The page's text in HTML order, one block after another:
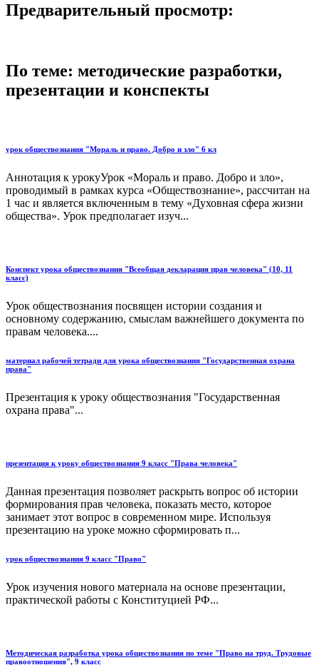
Предварительный просмотр:
По теме: методические разработки,
презентации и конспекты
урок обществознания "Мораль и право. Добро и зло" 6 кл
Аннотация к урокуУрок «Мораль и право. Добро и зло»,
проводимый в рамках курса «Обществознание», рассчитан на
1 час и является включенным в тему «Духовная сфера жизни
общества». Урок предполагает изуч...
Конспект урока обществознания "Всеобщая декларация прав человека" (10, 11
класс)
Урок обществознания посвящен истории создания и
основному содержанию, смыслам важнейшего документа по
правам человека....
материал рабочей тетради для урока обществознания "Государственная охрана
права"
Презентация к уроку обществознания "Государственная
охрана права"...
презентация к уроку обществознания 9 класс "Права человека"
Данная презентация позволяет раскрыть вопрос об истории
формирования прав человека, показать место, которое
занимает этот вопрос в современном мире. Используя
презентацию на уроке можно сформировать п...
урок обществознания 9 класс "Право"
Урок изучения нового материала на основе презентации,
практической работы с Конституцией РФ...
Методическая разработка урока обществознания по теме "Право на труд. Трудовые
правоотношения", 9 класс